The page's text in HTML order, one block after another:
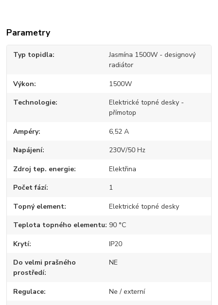
Parametry
Typ topidla
Jasmína 1500W - designový
radiátor
Výkon 1500W
Technologie
Elektrické topné desky -
přímotop
Ampéry 6,52 A
Napájení 230V/50 Hz
Zdroj tep. energie Elektřina
Počet fází 1
Topný element Elektrické topné desky
Teplota topného elementu 90 °C
Krytí IP20
Do velmi prašného
prostředí
NE
Regulace Ne / externí